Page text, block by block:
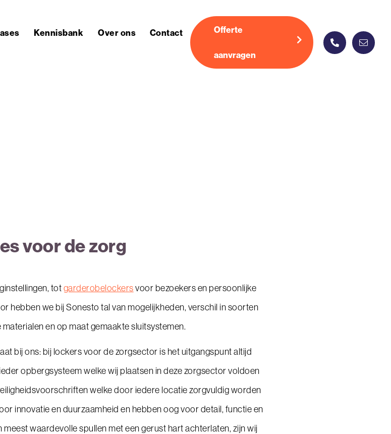
Kennisbank Over ons Contact Offerte
aanvragen
voor de zorg
tot garderobelockers voor bezoekers en persoonlijke
hebben we bij Sonesto tal van mogelijkheden, verschil in soorten
materialen en op maat gemaakte sluitsystemen.
bij ons: bij lockers voor de zorgsector is het uitgangspunt altijd
opbergsysteem welke wij plaatsen in deze zorgsector voldoen
welke door iedere locatie zorgvuldig worden
innovatie en duurzaamheid en hebben oog voor detail, functie en
waardevolle spullen met een gerust hart achterlaten, zijn wij